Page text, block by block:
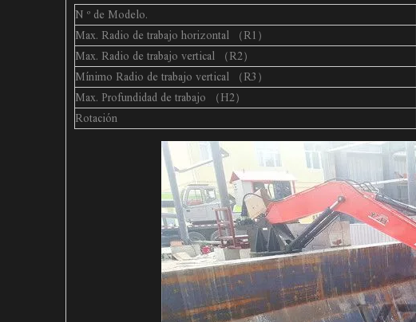
N º de Modelo.
Max. Radio de trabajo horizontal （R1）
Max. Radio de trabajo vertical （R2）
Mínimo Radio de trabajo vertical （R3）
Max. Profundidad de trabajo （H2）
Rotación